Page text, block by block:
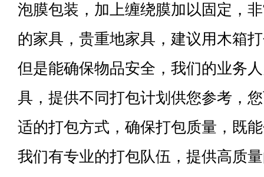
泡膜包装，加上缠绕膜加以固定，
的家具，贵重地家具，建议用木箱
但是能确保物品安全，我们的业务
具，提供不同打包计划供您参考，
适的打包方式，确保打包质量，既
我们有专业的打包队伍，提供高质